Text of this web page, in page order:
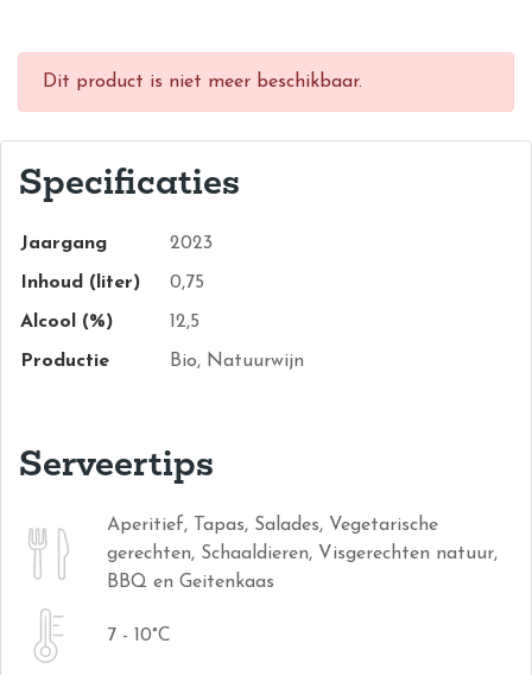
Dit product is niet meer beschikbaar.
Specificaties
Jaargang 2023
Inhoud (liter) 0,75
Alcool (%) 12,5
Productie Bio, Natuurwijn
Serveertips
Aperitief, Tapas, Salades, Vegetarische
gerechten, Schaaldieren, Visgerechten natuur,
BBQ en Geitenkaas
7 - 10°C